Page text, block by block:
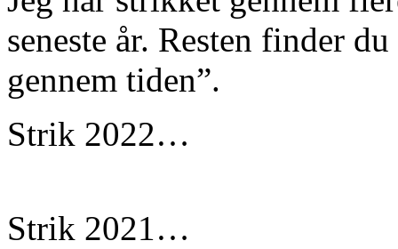
seneste år. Resten finder
gennem tiden”.
Strik 2022…
Strik 2021…